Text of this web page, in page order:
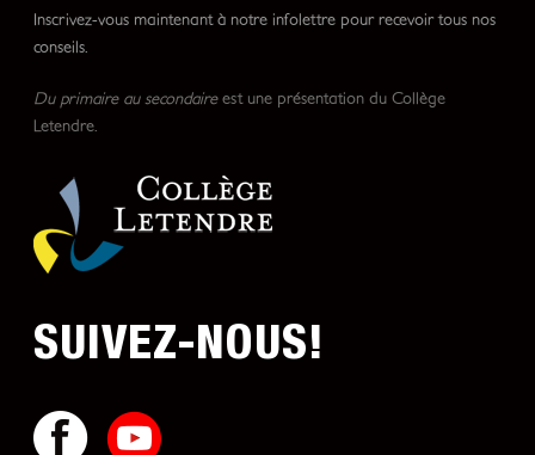
Inscrivez-vous maintenant à notre infolettre pour recevoir tous nos
conseils.
Du primaire au secondaireest une présentation du Collège
Letendre.
SUIVEZ-NOUS!